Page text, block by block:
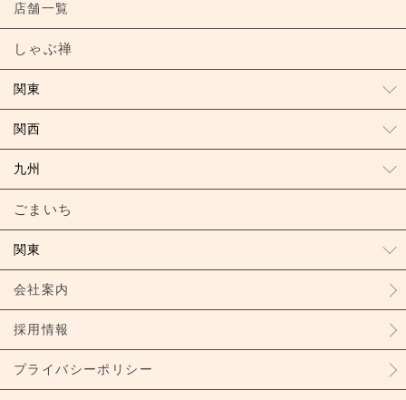
店舗一覧
しゃぶ禅
関東
関西
九州
ごまいち
関東
会社案内
採用情報
プライバシーポリシー